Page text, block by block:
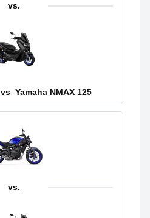
vs.
vs Yamaha NMAX 125
vs.